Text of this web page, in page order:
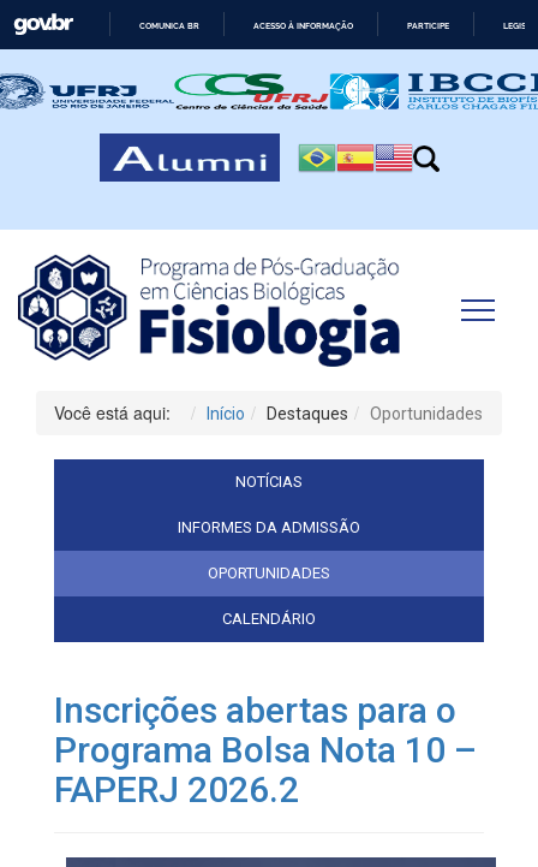
PARA
O
CONTEÚDO
COMUNICA BR ACESSO À INFORMAÇÃO PARTICIPE
Você está aqui: Início Destaques Oportunidades
NOTÍCIAS
INFORMES DA ADMISSÃO
OPORTUNIDADES
CALENDÁRIO
Inscrições abertas para o
Programa Bolsa Nota 10 –
FAPERJ 2026.2